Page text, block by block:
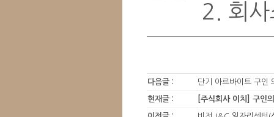
2. 회사
다음글 : 단기 아르바이트 구인
현재글 : [주식회사 이치] 구인